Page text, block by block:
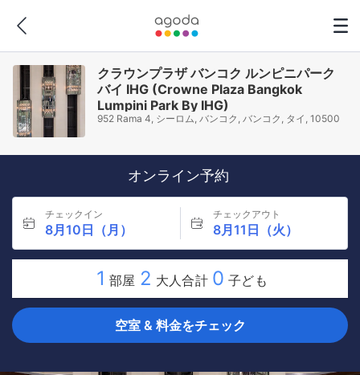
クラウンプラザ バンコク ルンピニパーク
バイ IHG (Crowne Plaza Bangkok
Lumpini Park By IHG)
952 Rama 4, シーロム, バンコク, バンコク, タイ, 10500
オンライン予約
チェックイン
8月10日（月）
チェックアウト
8月11日（火）
1 部屋 2 大人合計 0 子ども
空室 & 料金をチェック